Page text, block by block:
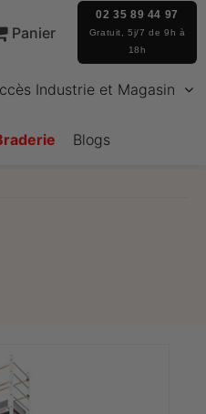
Panier
02 35 89 44 97
Gratuit, 5j/7 de 9h à
18h
Industrie et Magasin
Blogs